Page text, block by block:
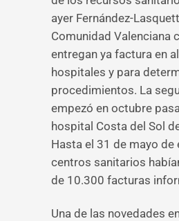
ayer Fernández-
Comunidad Valenciana
entregan ya factura en
hospitales y para
procedimientos. La
empezó en octubre
hospital Costa del Sol
Hasta el 31 de mayo de
centros sanitarios
de 10.300 facturas
Una de las novedades